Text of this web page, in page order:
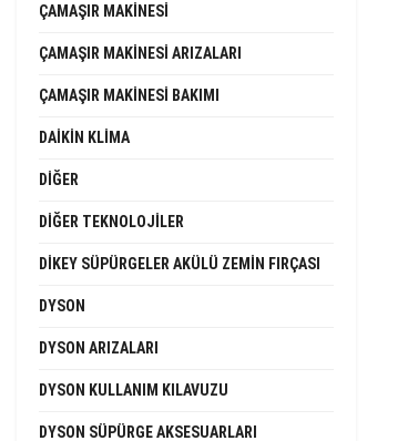
ÇAMAŞIR MAKINESI
ÇAMAŞIR MAKINESI ARIZALARI
ÇAMAŞIR MAKINESI BAKIMI
DAIKIN KLIMA
DIĞER
DIĞER TEKNOLOJILER
DIKEY SÜPÜRGELER AKÜLÜ ZEMIN FIRÇASI
DYSON
DYSON ARIZALARI
DYSON KULLANIM KILAVUZU
DYSON SÜPÜRGE AKSESUARLARI